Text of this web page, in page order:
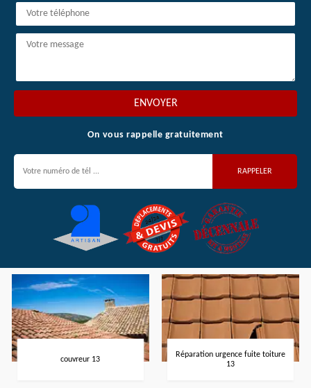
On vous rappelle gratuitement
couvreur 13
Réparation urgence fuite toiture
13